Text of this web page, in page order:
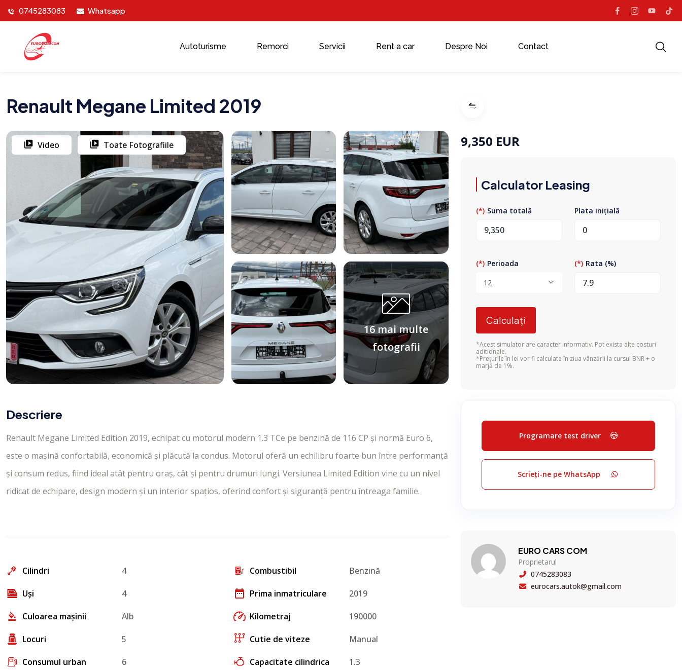
0745283083 Whatsapp
Autoturisme Remorci Servicii Rent a car Despre Noi Contact
Renault Megane Limited 2019
Video Toate Fotografiile
16 mai multe
fotografii
Descriere
Renault Megane Limited Edition 2019, echipat cu motorul modern 1.3 TCe pe benzină de 116 CP și normă Euro 6,
este o mașină confortabilă, economică și plăcută la condus. Motorul oferă un echilibru foarte bun între performanță
și consum redus, fiind ideal atât pentru oraș, cât și pentru drumuri lungi. Versiunea Limited Edition vine cu un nivel
ridicat de echipare, design modern și un interior spațios, oferind confort și siguranță pentru întreaga familie.
Cilindri 4 Combustibil Benzină
Uși 4 Prima inmatriculare 2019
Culoarea mașinii Alb Kilometraj 190000
Locuri 5 Cutie de viteze Manual
Consumul urban 6 Capacitate cilindrica 1.3
9,350 EUR
Calculator Leasing
Suma totală Plata inițială
Perioada
12
Rata (%)
Calculați
*Acest simulator are caracter informativ. Pot exista alte costuri
aditionale.
*Prețurile în lei vor fi calculate în ziua vânzării la cursul BNR + o
marjă de 1%.
Programare test driver
Scrieți-ne pe WhatsApp
EURO CARS COM
Proprietarul
0745283083
eurocars.autok@gmail.com